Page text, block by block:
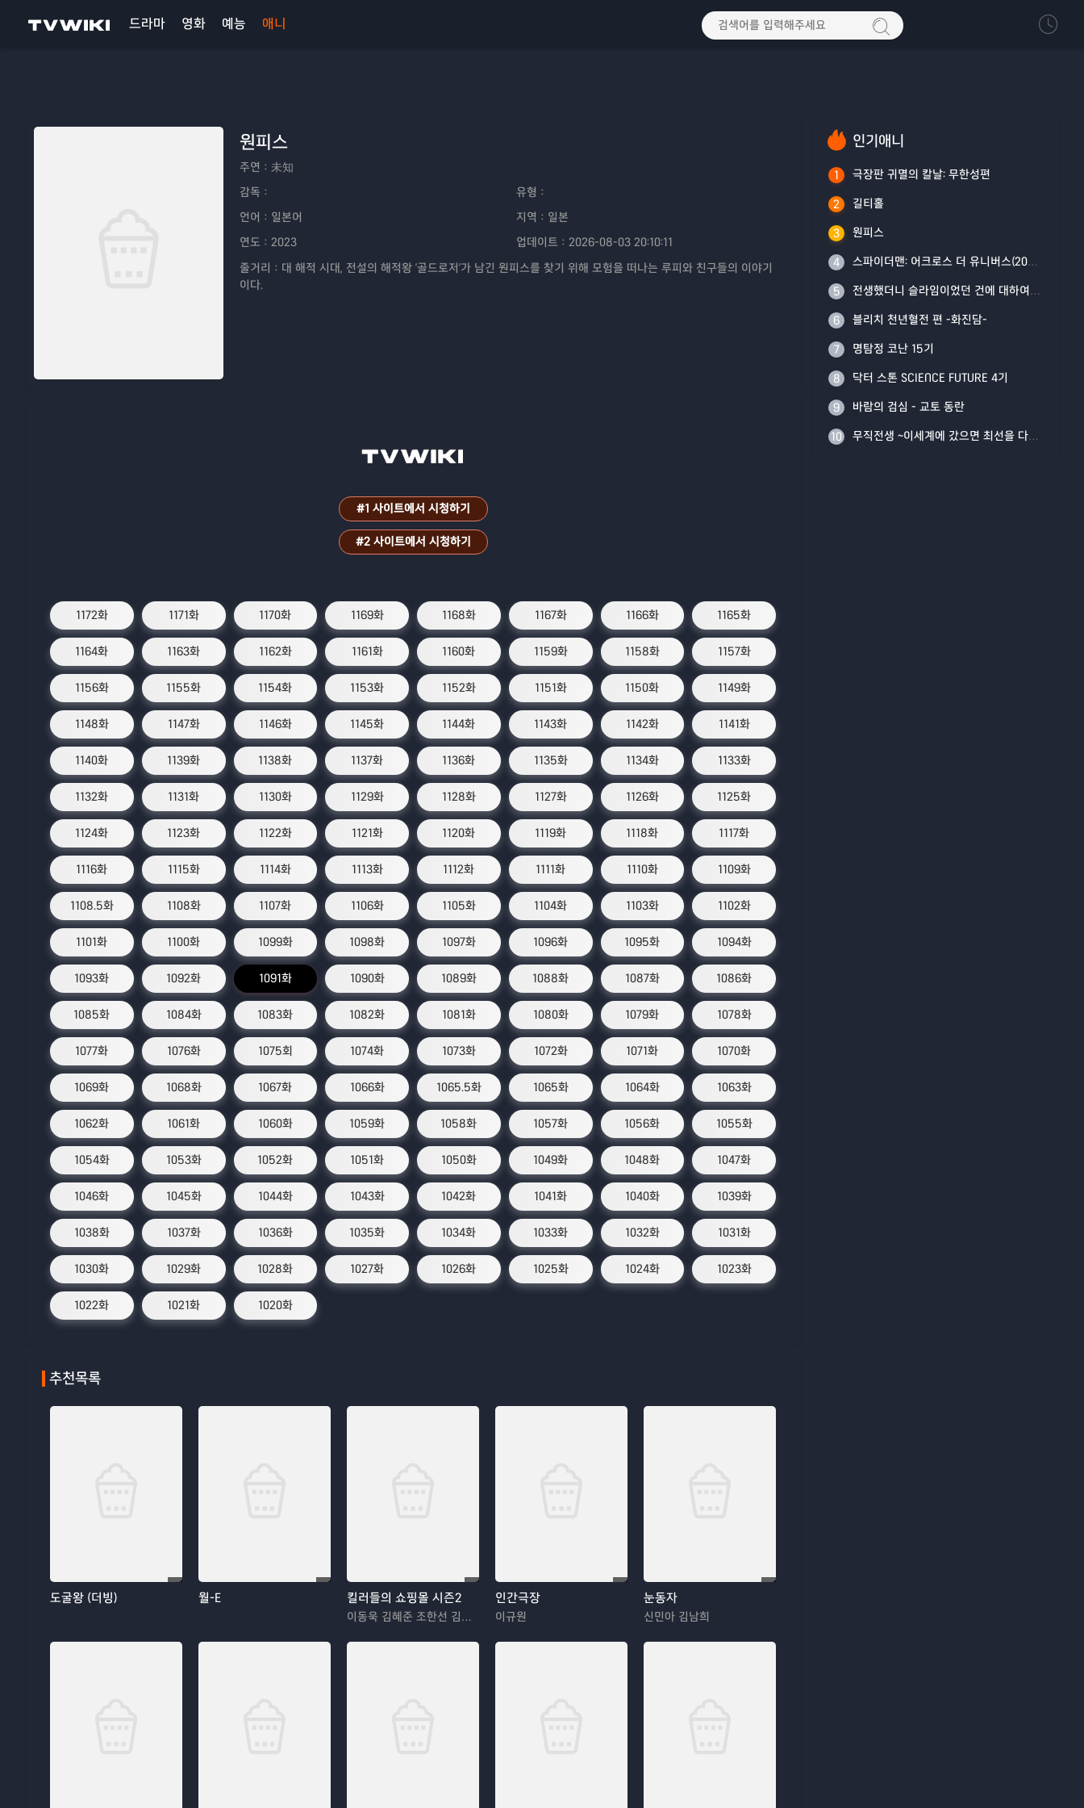
드라마 영화 예능 애니
원피스
주연： 未知
감독：
유형：
언어： 일본어 지역： 일본
연도： 2023 업데이트： 2026-08-03 20:10:11
줄거리： 대 해적 시대, 전설의 해적왕 '골드로저'가 남긴 원피스를 찾기 위해 모험을 떠나는 루피와 친구들의 이야기
이다.
#1 사이트에서 시청하기
#2 사이트에서 시청하기
1172화 1171화 1170화 1169화 1168화 1167화 1166화 1165화
1164화 1163화 1162화 1161화 1160화 1159화 1158화 1157화
1156화 1155화 1154화 1153화 1152화 1151화 1150화 1149화
1148화 1147화 1146화 1145화 1144화 1143화 1142화 1141화
1140화 1139화 1138화 1137화 1136화 1135화 1134화 1133화
1132화 1131화 1130화 1129화 1128화 1127화 1126화 1125화
1124화 1123화 1122화 1121화 1120화 1119화 1118화 1117화
1116화 1115화 1114화 1113화 1112화 1111화 1110화 1109화
1108.5화 1108화 1107화 1106화 1105화 1104화 1103화 1102화
1101화 1100화 1099화 1098화 1097화 1096화 1095화 1094화
1093화 1092화 1091화 1090화 1089화 1088화 1087화 1086화
1085화 1084화 1083화 1082화 1081화 1080화 1079화 1078화
1077화 1076화 1075회 1074화 1073화 1072화 1071화 1070화
1069화 1068화 1067화 1066화 1065.5화 1065화 1064화 1063화
1062화 1061화 1060화 1059화 1058화 1057화 1056화 1055화
1054화 1053화 1052화 1051화 1050화 1049화 1048화 1047화
1046화 1045화 1044화 1043화 1042화 1041화 1040화 1039화
1038화 1037화 1036화 1035화 1034화 1033화 1032화 1031화
1030화 1029화 1028화 1027화 1026화 1025화 1024화 1023화
1022화 1021화 1020화
추천목록
도굴왕 (더빙) 월-E 킬러들의 쇼핑몰 시즌2
이동욱 김혜준 조한선 김해나
인간극장
이규원
눈동자
신민아 김남희
인기애니
1 극장판 귀멸의 칼날: 무한성편
2 길티홀
3 원피스
4 스파이더맨: 어크로스 더 유니버스(2023)
5 전생했더니 슬라임이었던 건에 대하여 4기
6 블리치 천년혈전 편 -화진담-
7 명탐정 코난 15기
8 닥터 스톤 SCIENCE FUTURE 4기
9 바람의 검심 - 교토 동란
10 무직전생 ~이세계에 갔으면 최선을 다한다~ Part 2